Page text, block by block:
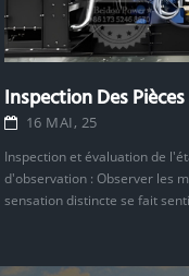
Inspection Des
16 MAI, 25
Inspection et évaluation de
d'observation : Observer les
sensation distincte se fait